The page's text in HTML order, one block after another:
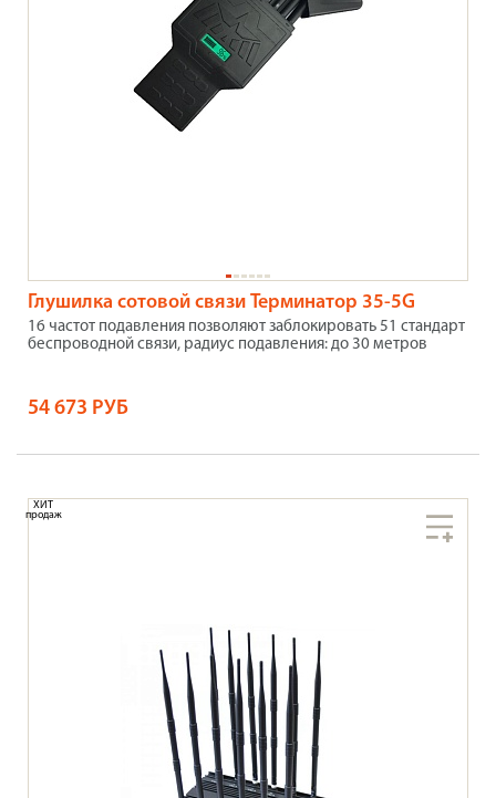
Глушилка сотовой связи Терминатор 35-5G
16 частот подавления позволяют заблокировать 51 стандарт
беспроводной связи, радиус подавления: до 30 метров
54 673 РУБ
ХИТ
продаж